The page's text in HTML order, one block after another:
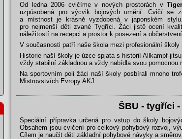
Od ledna 2006 cvičíme v nových prostorách v
uzpůsobená pro výcvik bojových umění. Cvičí se
a místnost je krásně vyzdobená v japonském
pro nejmenší děti zvané Tygříci. Žáci jistě ocení
náležitostí na recepci a prostor k posezení a
V současnosti patří naše škola mezi profesionální školy
Historie naší školy je úzce spjata s historií Allkampf-
vždy stabilní základnou a vždy nabídla svou pomocnou
Na sportovním poli žáci naší školy posbírali mnoho
Mistrovstvích Evropy AKJ.
ŠBU - tygříci
Speciální přípravka určená pro vstup do školy
Obsahem jsou cvičení pro celkový pohybový rozvoj,
Cílem je naučit děti základní pohybové návyky a